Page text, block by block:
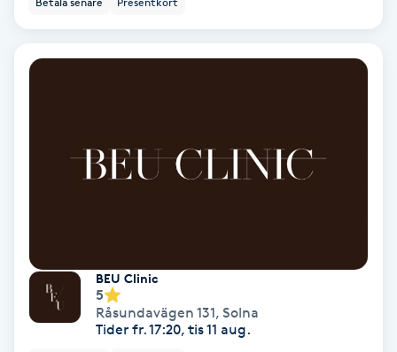
BarnklippningBEU Clinic
5
Råsundavägen 131, Solna
Tider fr. 17:20, tis 11 aug.